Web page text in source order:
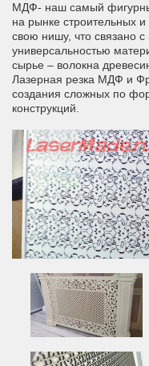
МДФ- наш самый
на рынке строительных
свою нишу, что связано
универсальностью
сырье – волокна
Лазерная резка МДФ и
создания сложных по
конструкций.